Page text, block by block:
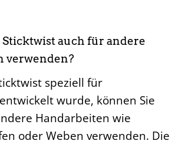
auch für andere
verwenden?
speziell für
wurde, können Sie
Handarbeiten wie
oder Weben verwenden. Die